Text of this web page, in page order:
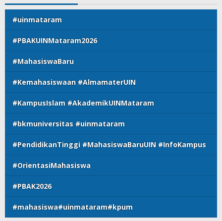
#uinmataram
#PBAKUINMataram2026
#MahasiswaBaru
#Kemahasiswaan #AlmamaterUIN
#KampusIslam #AkademikUINMataram
#bkmuniversitas #uinmataram
#PendidikanTinggi #MahasiswaBaruUIN #InfoKampus
#OrientasiMahasiswa
#PBAK2026
#mahasiswa#uinmataram#kpum